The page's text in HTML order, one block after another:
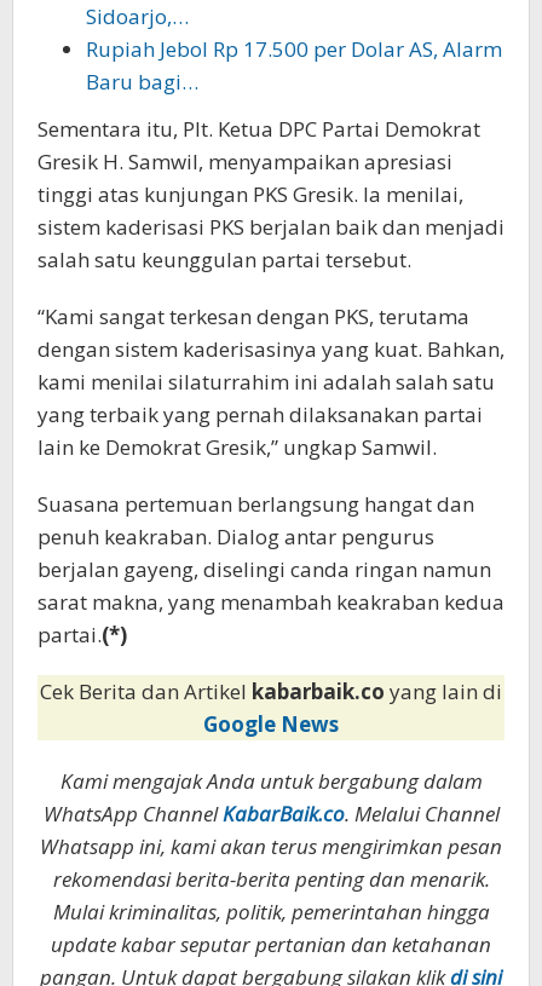
Sidoarjo,…
Rupiah Jebol Rp 17.500 per Dolar AS, Alarm
Baru bagi…
Sementara itu, Plt. Ketua DPC Partai Demokrat
Gresik H. Samwil, menyampaikan apresiasi
tinggi atas kunjungan PKS Gresik. Ia menilai,
sistem kaderisasi PKS berjalan baik dan menjadi
salah satu keunggulan partai tersebut.
“Kami sangat terkesan dengan PKS, terutama
dengan sistem kaderisasinya yang kuat. Bahkan,
kami menilai silaturrahim ini adalah salah satu
yang terbaik yang pernah dilaksanakan partai
lain ke Demokrat Gresik,” ungkap Samwil.
Suasana pertemuan berlangsung hangat dan
penuh keakraban. Dialog antar pengurus
berjalan gayeng, diselingi canda ringan namun
sarat makna, yang menambah keakraban kedua
partai.(*)
Cek Berita dan Artikel kabarbaik.co yang lain di
Google News
Kami mengajak Anda untuk bergabung dalam
WhatsApp ChannelKabarBaik.co. Melalui Channel
Whatsapp ini, kami akan terus mengirimkan pesan
rekomendasi berita-berita penting dan menarik.
Mulai kriminalitas, politik, pemerintahan hingga
update kabar seputar pertanian dan ketahanan
pangan. Untuk dapat bergabung silakan klikdi sini